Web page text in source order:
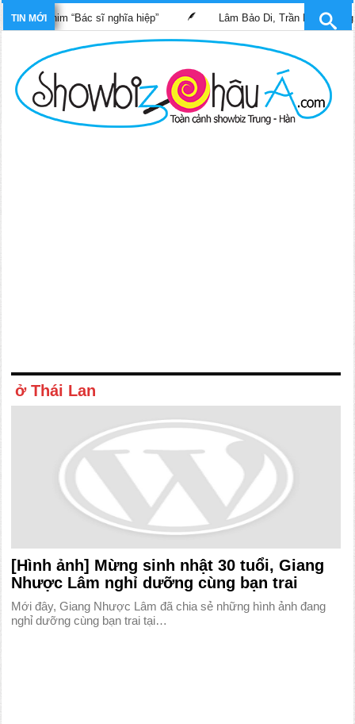
TIN MỚI
phim “Bác sĩ nghĩa hiệp” Lâm Bảo Di, Trần Pháp Dung tái
ở Thái Lan
[Hình ảnh] Mừng sinh nhật 30 tuổi, Giang
Nhược Lâm nghỉ dưỡng cùng bạn trai
Mới đây, Giang Nhược Lâm đã chia sẻ những hình ảnh đang
nghỉ dưỡng cùng bạn trai tại…